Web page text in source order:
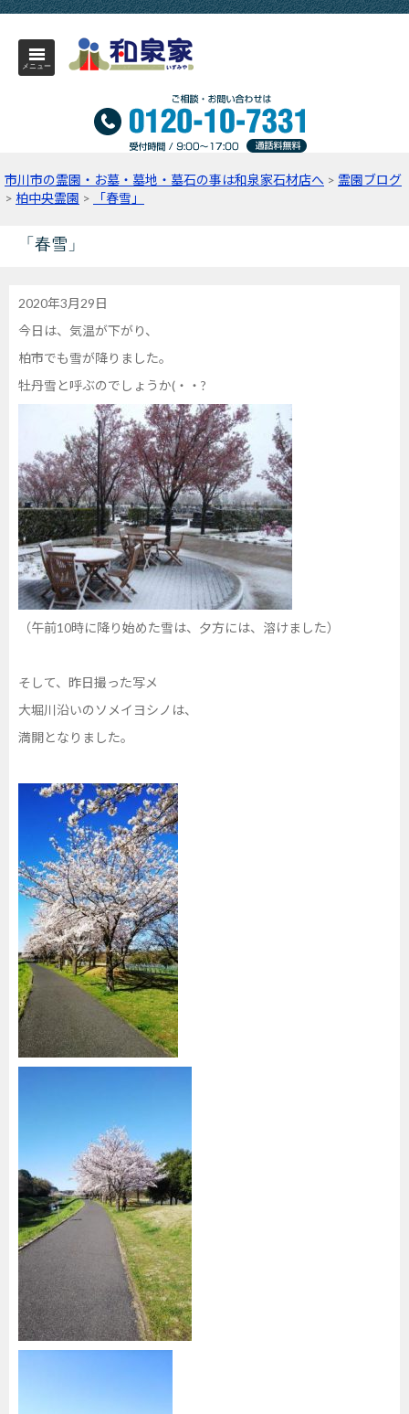
メニュー
市川市の霊園・お墓・墓地・墓石の事は和泉家石材店へ > 霊園ブログ
> 柏中央霊園 > 「春雪」
「春雪」
2020年3月29日
今日は、気温が下がり、
柏市でも雪が降りました。
牡丹雪と呼ぶのでしょうか(・・?
（午前10時に降り始めた雪は、夕方には、溶けました）
そして、昨日撮った写メ
大堀川沿いのソメイヨシノは、
満開となりました。